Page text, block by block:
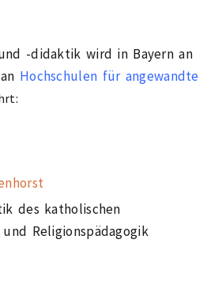
-didaktik wird in Bayern an
Hochschulen für angewandte
des katholischen
Religionspädagogik